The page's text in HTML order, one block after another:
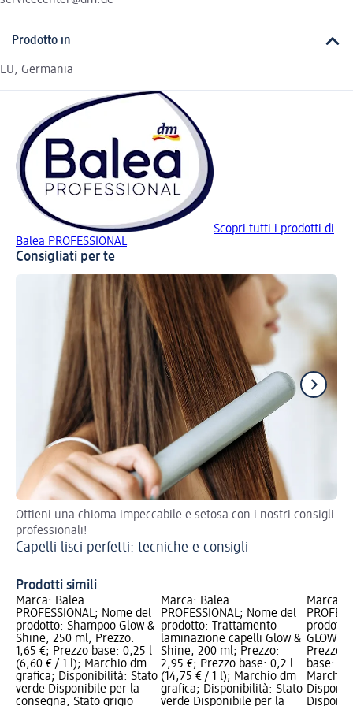
Prodotto in
EU, Germania
Scopri tutti i prodotti di
Balea PROFESSIONAL
Consigliati per te
Ottieni una chioma impeccabile e setosa con i nostri consigli
professionali!
Capelli lisci perfetti: tecniche e consigli
Prodotti simili
Marca: Balea
PROFESSIONAL; Nome del
prodotto: Shampoo Glow &
Shine, 250 ml; Prezzo:
1,65 €; Prezzo base: 0,25 l
(6,60 € / 1 l); Marchio dm
grafica; Disponibilità: Stato
verde Disponibile per la
consegna, Stato grigio
Marca: Balea
PROFESSIONAL; Nome del
prodotto: Trattamento
laminazione capelli Glow &
Shine, 200 ml; Prezzo:
2,95 €; Prezzo base: 0,2 l
(14,75 € / 1 l); Marchio dm
grafica; Disponibilità: Stato
verde Disponibile per la
Marca:
GLOW &
Prezzo:
base:
Marchio